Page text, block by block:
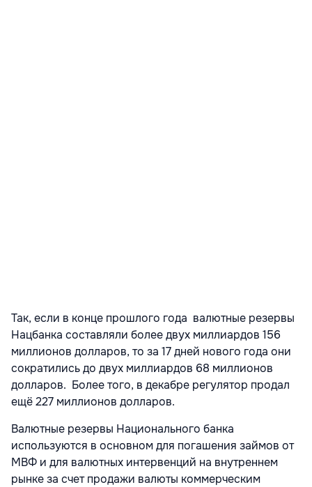
Так, если в конце прошлого года валютные резервы
Нацбанка составляли более двух миллиардов 156
миллионов долларов, то за 17 дней нового года они
сократились до двух миллиардов 68 миллионов
долларов. Более того, в декабре регулятор продал
ещё 227 миллионов долларов.
Валютные резервы Национального банка
используются в основном для погашения займов от
МВФ и для валютных интервенций на внутреннем
рынке за счет продажи валюты коммерческим